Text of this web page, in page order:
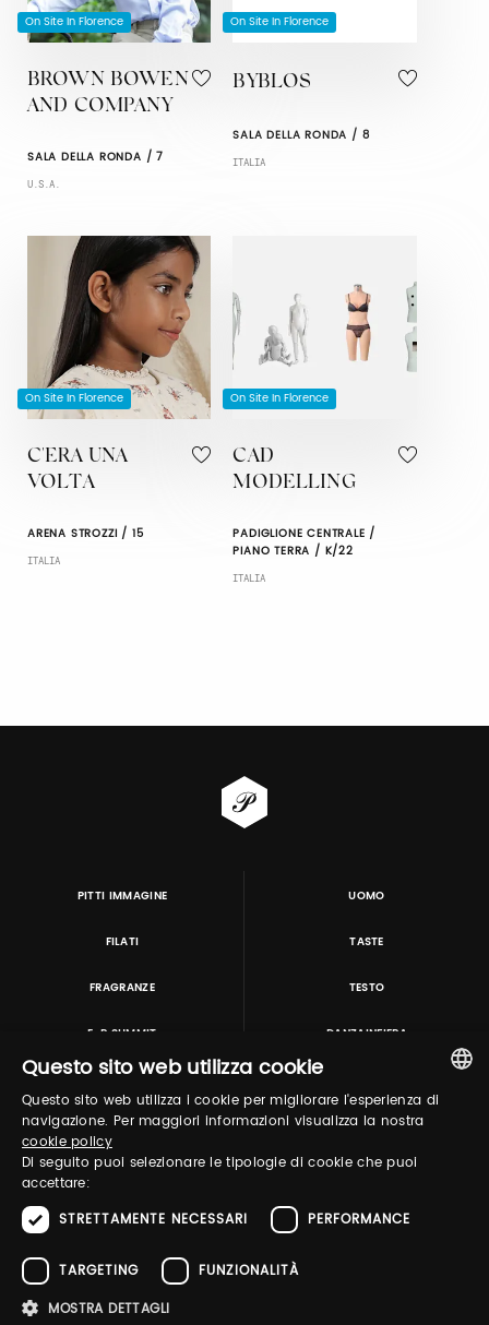
On Site In Florence
BROWN BOWEN
AND COMPANY
SALA DELLA RONDA / 7
U.S.A.
On Site In Florence
BYBLOS
SALA DELLA RONDA / 8
ITALIA
On Site In Florence
C'ERA UNA
VOLTA
ARENA STROZZI / 15
ITALIA
On Site In Florence
CAD
MODELLING
PADIGLIONE CENTRALE /
PIANO TERRA / K/22
ITALIA
PITTI IMMAGINE UOMO
FILATI TASTE
FRAGRANZE TESTO
E-P SUMMIT DANZAINFIERA
TUTORING & CONSULTING
ITALIAN
Questo sito web utilizza cookie
Questo sito web utilizza i cookie per migliorare l'esperienza di
navigazione. Per maggiori informazioni visualizza la nostra
cookie policy
Di seguito puoi selezionare le tipologie di cookie che puoi
accettare:
STRETTAMENTE NECESSARI
PERFORMANCE
TARGETING
FUNZIONALITÀ
MOSTRA DETTAGLI